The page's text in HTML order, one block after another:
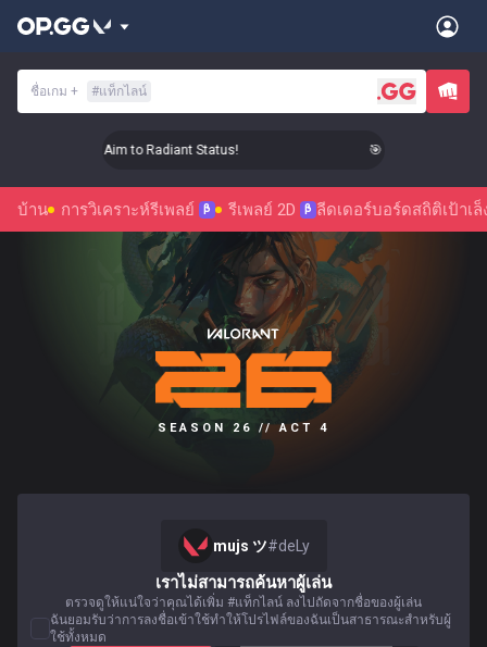
ชื่อเกม + #แท็กไลน์
Level Up Your Aim to Radiant Status! 🎯 Level Up Your
บ้าน การวิเคราะห์รีเพลย์ β รีเพลย์ 2D β ลีดเดอร์บอร์ดสถิติเป้าเล็
SEASON 26 // ACT 4
mujs ツ#deLy
เราไม่สามารถค้นหาผู้เล่น
ตรวจดูให้แน่ใจว่าคุณได้เพิ่ม #แท็กไลน์ ลงไปถัดจากชื่อของผู้เล่น
ฉันยอมรับว่าการลงชื่อเข้าใช้ทำให้โปรไฟล์ของฉันเป็นสาธารณะสำหรับผู้
ใช้ทั้งหมด